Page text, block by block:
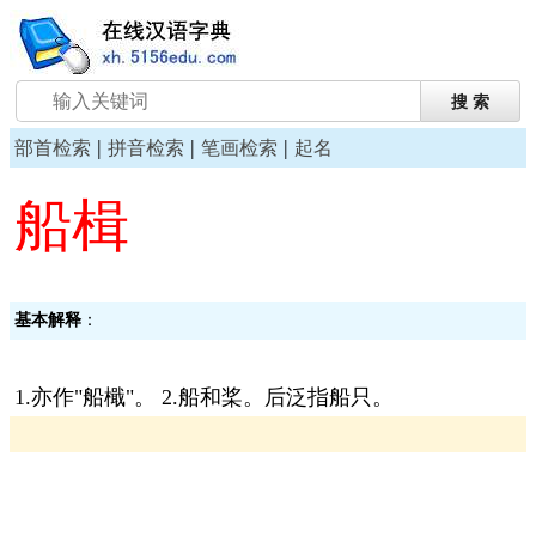
部首检索 | 拼音检索 | 笔画检索 | 起名
船楫
基本解释 ：
1.亦作"船檝"。 2.船和桨。后泛指船只。